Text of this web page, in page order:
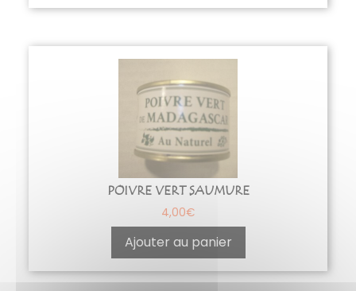
POIVRE VERT SAUMURE
4,00€
Ajouter au panier